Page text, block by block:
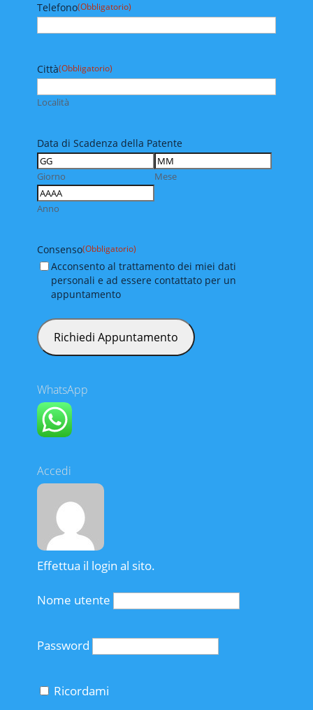
Telefono(Obbligatorio)
Città(Obbligatorio)
Località
Data di Scadenza della Patente
Giorno Mese
Anno
Consenso(Obbligatorio)
Acconsento al trattamento dei miei dati
personali e ad essere contattato per un
appuntamento
WhatsApp
Accedi
Effettua il login al sito.
Nome utente
Password
Ricordami